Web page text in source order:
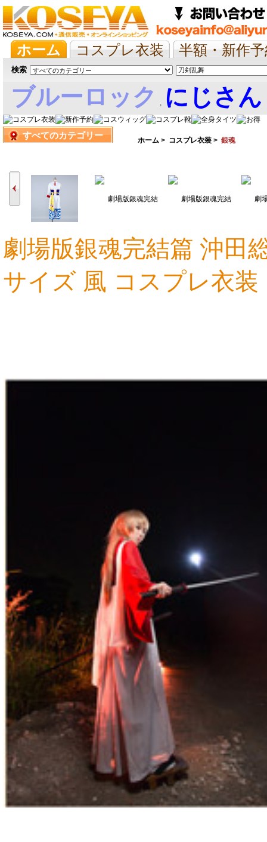
ホーム コスプレ衣装
半額・新作
抱き枕/布団/シーツ
ツイステ ウマ
検索
ブルーロック , にじさ
娘すべてのカテゴリー ホーム > コスプレ衣装 > 銀魂
17,986円
劇場版銀魂完結篇 沖田
サイズ 風 コスプレ衣装